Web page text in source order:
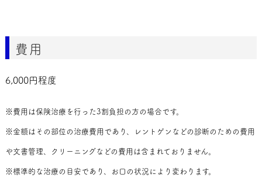
費用
6,000円程度
※費用は保険治療を行った3割負担の方の場合です。
※金額はその部位の治療費用であり、レントゲンなどの診断のための費用
や文書管理、クリーニングなどの費用は含まれておりません。
※標準的な治療の目安であり、お口の状況により変わります。